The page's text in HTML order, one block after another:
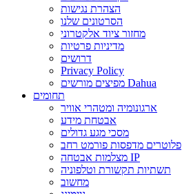
הצהרת נגישות
הסרטונים שלנו
מחזור ציוד אלקטרוני
מדיניות פרטיות
דרושים
Privacy Policy
מפיצים מורשים Dahua
תחומים
ארגונומיה ומטהרי אוויר
אבטחת מידע
מסכי מגע גדולים
פלוטרים מדפסות פורמט רחב
מצלמות אבטחה IP
תשתיות תקשורת וטלפוניה
מחשוב